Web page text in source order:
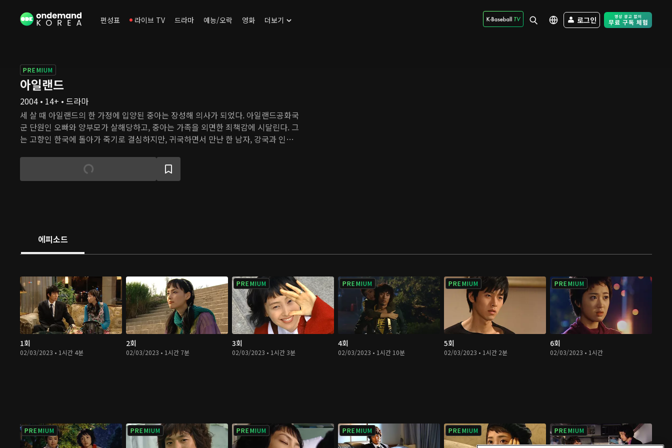
편성표 라이브 TV 드라마 예능/오락 영화 더보기 로그인 Free Trial -
PREMIUM
아일랜드
2004 • 14+ • 드라마
세 살 때 아일랜드의 한 가정에 입양된 중아는 장성해 의사가 되었다. 아일랜드공화국
군 단원인 오빠와 양부모가 살해당하고, 중아는 가족을 외면한 죄책감에 시달린다. 그
는 고향인 한국에 돌아가 죽기로 결심하지만, 귀국하면서 만난 한 남자, 강국과 인연
그가 삶의 의지를 되찾을 수 있게 돕는다. 한편 중아는 노동석이라는 의사의 눈에 띄
어 그의 병원에 취직한다. 그곳에서 만난 환자 재복과 계속 얽히고 결국은 사랑에 빠
에피소드
1회
02/03/2023 • 1시간 4분
2회
02/03/2023 • 1시간 7분
PREMIUM
3회
02/03/2023 • 1시간 3분
PREMIUM
4회
02/03/2023 • 1시간 10분
PREMIUM
5회
02/03/2023 • 1시간 2분
PREMIUM
6회
02/03/2023 • 1시간
PREMIUM PREMIUM PREMIUM PREMIUM PREMIUM PREMIUM